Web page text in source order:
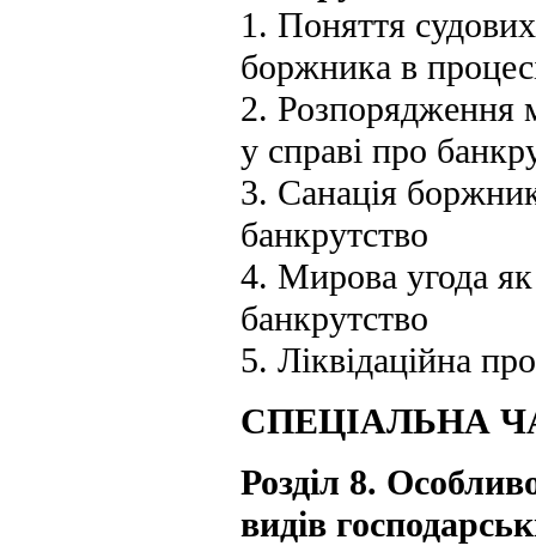
1. Поняття
боржника в
2. Розпорядження
у справі про
3. Санація
банкрутство
4. Мирова угода
банкрутство
5. Ліквідаційна
СПЕЦІАЛЬНА
Розділ 8.
видів